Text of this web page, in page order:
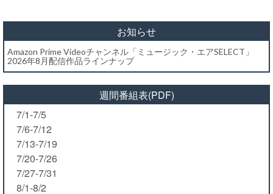
お知らせ
Amazon Prime Videoチャンネル「ミュージック・エアSELECT」
2026年8月配信作品ラインナップ
週間番組表(PDF)
7/1-7/5
7/6-7/12
7/13-7/19
7/20-7/26
7/27-7/31
8/1-8/2